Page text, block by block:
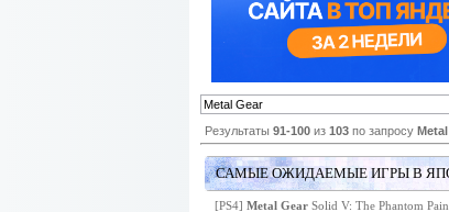
Результаты 91-100 из 103 по запросу
САМЫЕ ОЖИДАЕМЫЕ ИГРЫ В
[PS4] Metal Gear Solid V: The Phantom